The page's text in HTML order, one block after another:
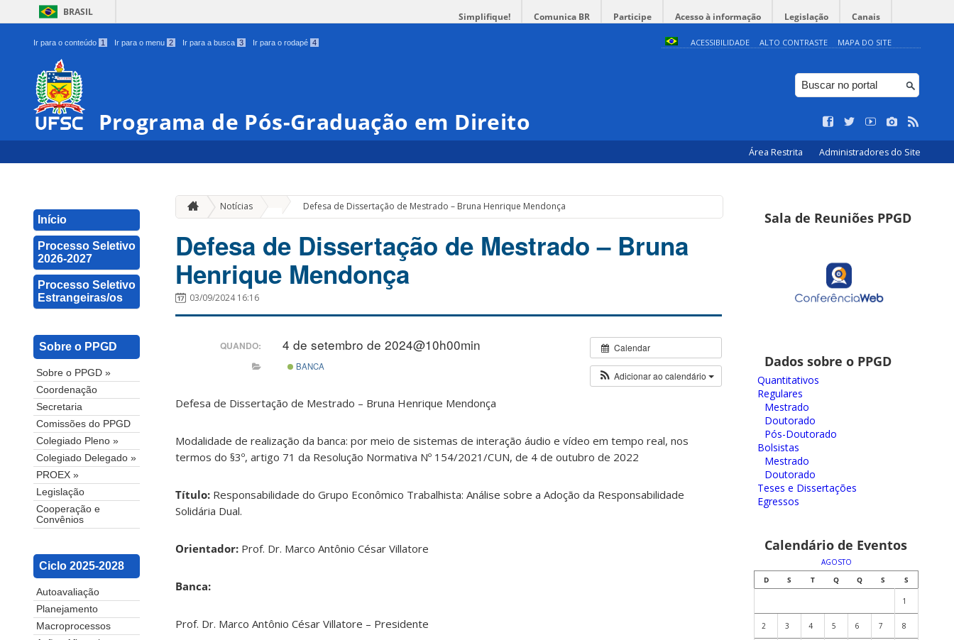
BRASIL Simplifique! Comunica BR Participe Acesso à informação Legislação Canais
Ir para o conteúdo 1 Ir para o menu 2 Ir para a busca 3 Ir para o rodapé 4 ACESSIBILIDADE ALTO CONTRASTE MAPA DO SITE
Programa de Pós-Graduação em Direito
Área Restrita Administradores do Site
Início
Processo Seletivo
2026-2027
Processo Seletivo
Estrangeiras/os
Sobre o PPGD
Sobre o PPGD »
Coordenação
Secretaria
Comissões do PPGD
Colegiado Pleno »
Colegiado Delegado »
PROEX »
Legislação
Cooperação e
Convênios
Ciclo 2025-2028
Autoavaliação
Planejamento
Macroprocessos
Notícias Defesa de Dissertação de Mestrado – Bruna Henrique Mendonça
Defesa de Dissertação de Mestrado – Bruna
Henrique Mendonça
03/09/2024 16:16
Calendar
Adicionar ao calendário
QUANDO: 4 de setembro de 2024@10h00min
BANCA
Defesa de Dissertação de Mestrado – Bruna Henrique Mendonça
Modalidade de realização da banca: por meio de sistemas de interação áudio e vídeo em tempo real, nos
termos do §3º, artigo 71 da Resolução Normativa Nº 154/2021/CUN, de 4 de outubro de 2022
Título: Responsabilidade do Grupo Econômico Trabalhista: Análise sobre a Adoção da Responsabilidade
Solidária Dual.
Orientador: Prof. Dr. Marco Antônio César Villatore
Banca:
Prof. Dr. Marco Antônio César Villatore – Presidente
Sala de Reuniões PPGD
Dados sobre o PPGD
Quantitativos
Regulares
Mestrado
Doutorado
Pós-Doutorado
Bolsistas
Mestrado
Doutorado
Teses e Dissertações
Egressos
Calendário de Eventos
AGOSTO
D
S T Q Q S S
1
2 3 4 5 6 7 8